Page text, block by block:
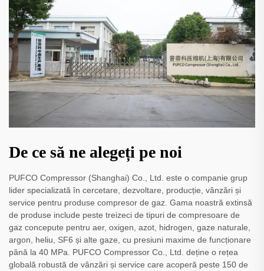
De ce să ne alegeți pe noi
PUFCO Compressor (Shanghai) Co., Ltd. este o companie grup
lider specializată în cercetare, dezvoltare, producție, vânzări și
service pentru produse compresor de gaz. Gama noastră extinsă
de produse include peste treizeci de tipuri de compresoare de
gaz concepute pentru aer, oxigen, azot, hidrogen, gaze naturale,
argon, heliu, SF6 și alte gaze, cu presiuni maxime de funcționare
până la 40 MPa. PUFCO Compressor Co., Ltd. deține o rețea
globală robustă de vânzări și service care acoperă peste 150 de